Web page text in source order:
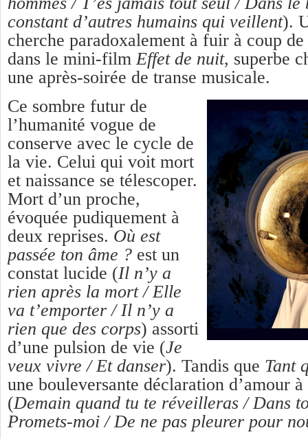
constant d’autres humains qui veillent).
cherche paradoxalement à fuir à coup
dans le mini-film Effet de nuit, superbe
une après-soirée de transe musicale.
Ce sombre futur de
l’humanité vogue de
conserve avec le cycle de
la vie. Celui qui voit mort
et naissance se télescoper.
Mort d’un proche,
évoquée pudiquement à
deux reprises. Où est
passée ton âme ? est un
constat lucide (Il n’y a
rien après la mort / Elle
va t’emporter / Il n’y a
rien que des corps) assorti
d’une pulsion de vie (Je
veux vivre / Et danser). Tandis que Tant
une bouleversante déclaration d’amour
(Demain quand tu te réveilleras / Dans
Promets-moi / De ne pas pleurer pour